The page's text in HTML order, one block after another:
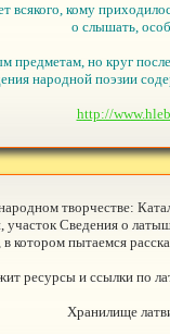
всякого, кому
о слышать,
но круг
народной поэзии
http://
творчестве:
участок Сведения о
котором пытаемся
ресурсы и ссылки по
Хранилище